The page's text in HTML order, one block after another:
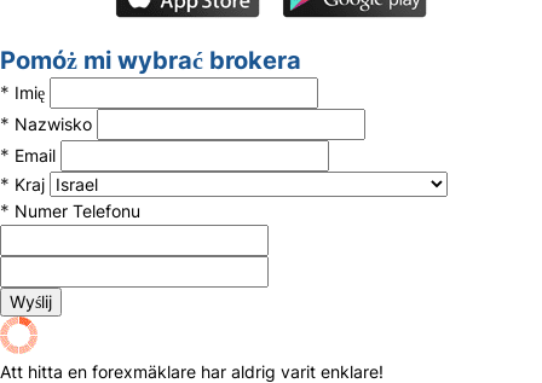
Pomóż mi wybrać brokera
* Imię
* Nazwisko
* Email
* Kraj
* Numer Telefonu
Att hitta en forexmäklare har aldrig varit enklare!